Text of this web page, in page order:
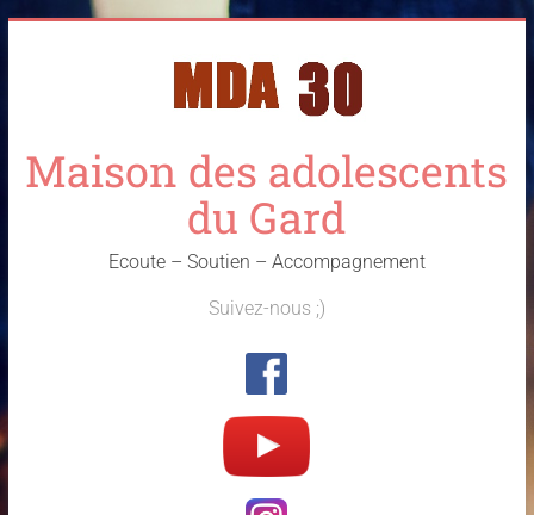
Maison des adolescents
du Gard
Ecoute – Soutien – Accompagnement
Suivez-nous ;)